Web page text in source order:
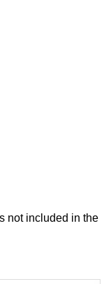
not included in the